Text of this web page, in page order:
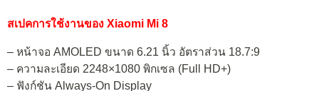
สเปคการใช้งานของ Xiaomi Mi 8
– หน้าจอ AMOLED ขนาด 6.21 นิ้ว อัตราส่วน 18.7:9
– ความละเอียด 2248×1080 พิกเซล (Full HD+)
– ฟังก์ชัน Always-On Display